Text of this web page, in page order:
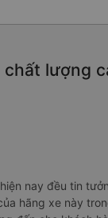
chất lượng
nay đều tin
hãng xe này